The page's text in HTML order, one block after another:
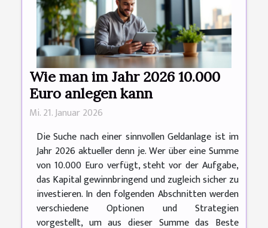
Wie man im Jahr 2026 10.000
Euro anlegen kann
Mi. 21. Januar 2026
Die Suche nach einer sinnvollen Geldanlage ist im
Jahr 2026 aktueller denn je. Wer über eine Summe
von 10.000 Euro verfügt, steht vor der Aufgabe,
das Kapital gewinnbringend und zugleich sicher zu
investieren. In den folgenden Abschnitten werden
verschiedene Optionen und Strategien
vorgestellt, um aus dieser Summe das Beste